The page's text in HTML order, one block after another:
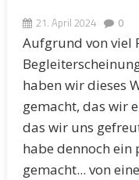
21. April 2024 0
Aufgrund von viel
haben wir dieses
gemacht, das wir
das wir uns gefreut
habe dennoch
gemacht... von